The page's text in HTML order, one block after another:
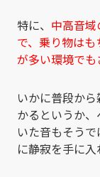
特に、 中高音
で、乗り物は
が多い環境でも
いかに普段か
かるというか
いた音もそう
に静寂を手に入